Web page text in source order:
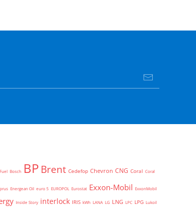
Bosch BPBrent Cedefop Chevron CNG Coral Coral
Energean Oil euro 5 EUROPOL Eurostat Exxon-Mobil ExxonMobil
Inside Story interlock IRIS kWh LANA LG LNG LPC LPG Lukoil